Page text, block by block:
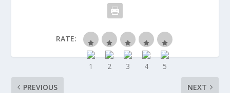
RATE:
PREVIOUS NEXT